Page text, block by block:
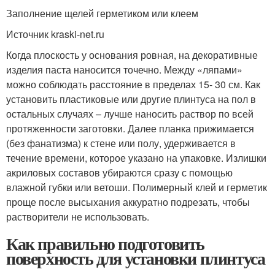
Заполнение щелей герметиком или клеем
Источник kraski-net.ru
Когда плоскость у основания ровная, на декоративные
изделия паста наносится точечно. Между «ляпами»
можно соблюдать расстояние в пределах 15- 30 см. Как
установить пластиковые или другие плинтуса на пол в
остальных случаях – лучше наносить раствор по всей
протяженности заготовки. Далее планка прижимается
(без фанатизма) к стене или полу, удерживается в
течение времени, которое указано на упаковке. Излишки
акриловых составов убираются сразу с помощью
влажной губки или ветоши. Полимерный клей и герметик
проще после высыхания аккуратно подрезать, чтобы
растворители не использовать.
Как правильно подготовить
поверхность для установки плинтуса